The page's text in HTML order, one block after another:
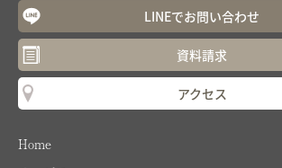
LINEでお問い合わせ
資料請求
アクセス
Home